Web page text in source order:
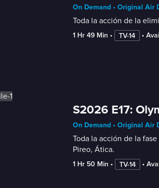
On Demand • Original Air
Toda la acción de la
1 Hr 49 Min • TV-14 •
S2026 E17:
On Demand • Original Air
Toda la acción de la
Pireo, Ática.
1 Hr 50 Min • TV-14 •